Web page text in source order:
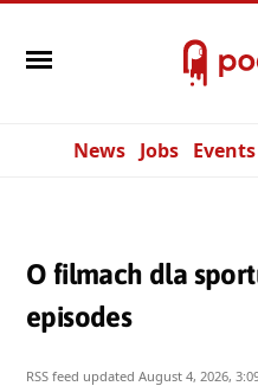
News Jobs Events
O filmach dla
episodes
RSS feed updated August 4, 2026,